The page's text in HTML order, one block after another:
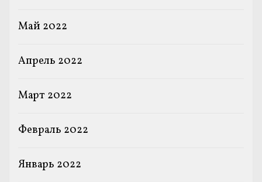
Май 2022
Апрель 2022
Март 2022
Февраль 2022
Январь 2022